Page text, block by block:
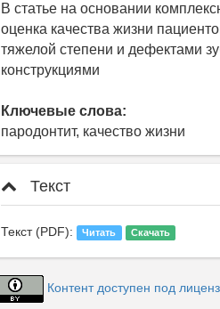
В статье на основании
оценка качества жизни
тяжелой степени и дефектами
конструкциями
Ключевые слова:
пародонтит, качество жизни
Текст
Текст (PDF): Читать Скачать
Контент доступен под